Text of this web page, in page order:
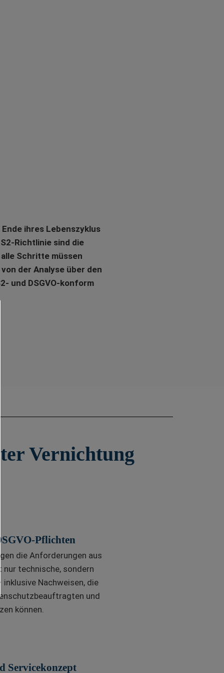
ihres Lebenszyklus
Richtlinie sind die
Schritte müssen
der Analyse über den
und DSGVO-konform
Vernichtung
Pflichten
die Anforderungen aus
nur technische, sondern
Nachweisen, die
und
können.
Servicekonzept